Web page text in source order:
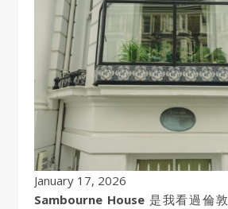
January 17, 2026
Sambourne House是我看過倫敦